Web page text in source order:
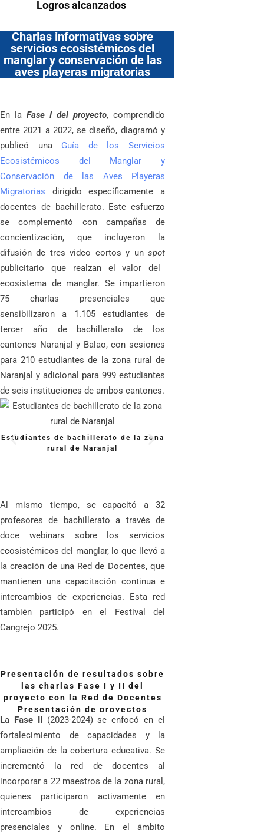
Logros alcanzados
Charlas informativas sobre
servicios ecosistémicos del
manglar y conservación de las
aves playeras migratorias
En la Fase I del proyecto, comprendido
entre 2021 a 2022, se diseñó, diagramó y
publicó una Guía de los Servicios
Ecosistémicos del Manglar y
Conservación de las Aves Playeras
Migratorias dirigido específicamente a
docentes de bachillerato. Este esfuerzo
se complementó con campañas de
concientización, que incluyeron la
difusión de tres video cortos y un spot
publicitario que realzan el valor del
ecosistema de manglar. Se impartieron
75
charlas presenciales que
sensibilizaron a 1.105 estudiantes de
tercer año de bachillerato de los
cantones Naranjal y Balao, con sesiones
para 210 estudiantes de la zona rural de
Naranjal y adicional para 999 estudiantes
de seis instituciones de ambos cantones.
Estudiantes de bachillerato de la zona
rural de Naranjal
Al mismo tiempo, se capacitó a 32
profesores de bachillerato a través de
doce webinars sobre los servicios
ecosistémicos del manglar, lo que llevó a
la creación de una Red de Docentes, que
mantienen una capacitación continua e
intercambios de experiencias. Esta red
también participó en el Festival del
Cangrejo 2025.
Presentación de resultados sobre
las charlas Fase I y II del
proyecto con la Red de Docentes
Presentación de proyectos
interdisciplinario por la Red de
Docentes
La Fase II(2023-2024) se enfocó en el
fortalecimiento de capacidades y la
ampliación de la cobertura educativa. Se
incrementó la red de docentes al
incorporar a 22 maestros de la zona rural,
quienes participaron activamente en
intercambios de experiencias
presenciales y online. En el ámbito